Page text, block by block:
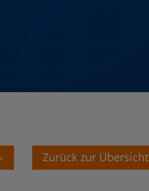
‹ Zurück zur Übersicht